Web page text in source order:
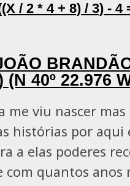
/ 2 * 4 + 8) / 3) - 4
(N 40º 22.976
me viu nascer
histórias por aqui
a elas poderes
com quantos anos